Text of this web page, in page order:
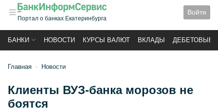
Портал о банках Екатеринбурга
Войти
БАНКИ НОВОСТИ КУРСЫ ВАЛЮТ ВКЛАДЫ ДЕБЕТОВЫЕ
Главная Новости
Клиенты ВУЗ-банка морозов не
боятся